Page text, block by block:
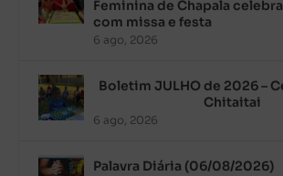
Feminina de Chapala
com missa e festa
6 ago, 2026
Boletim JULHO de 2026 –
Chitaitai
6 ago, 2026
Palavra Diária (06/08/2026)